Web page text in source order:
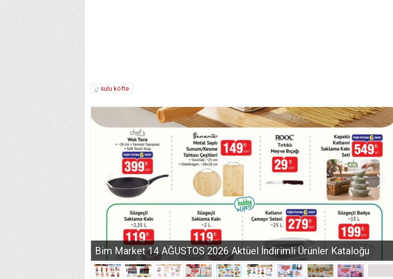
sulu köfte
Bim Market 14 AĞUSTOS 2026 Aktüel İndirimli Ürünler Kataloğu